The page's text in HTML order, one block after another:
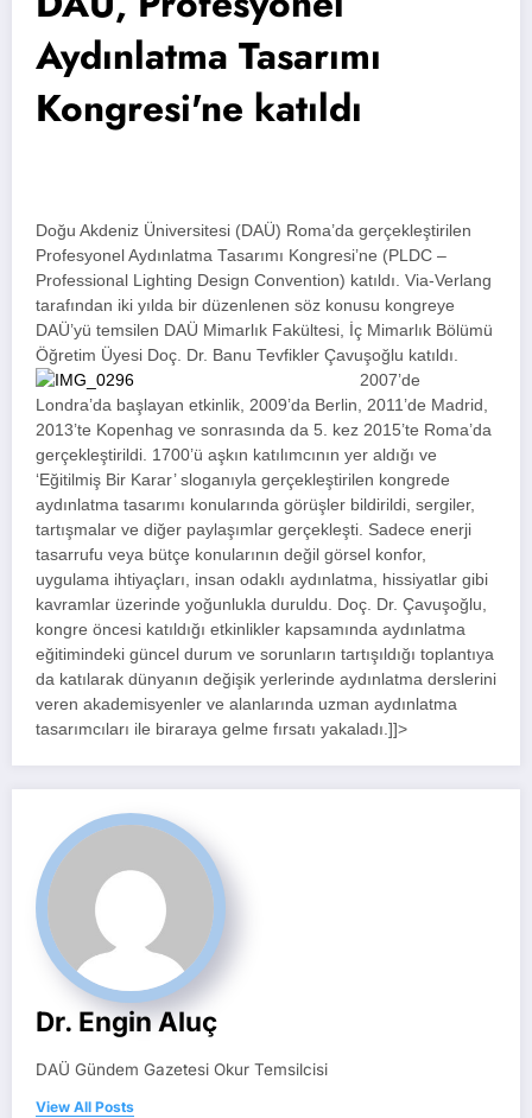
Aydınlatma Tasarımı
Kongresi'ne katıldı
Doğu Akdeniz Üniversitesi (DAÜ) Roma’da gerçekleştirilen
Profesyonel Aydınlatma Tasarımı Kongresi’ne (PLDC –
Professional Lighting Design Convention) katıldı. Via-Verlang
tarafından iki yılda bir düzenlenen söz konusu kongreye
DAÜ’yü temsilen DAÜ Mimarlık Fakültesi, İç Mimarlık Bölümü
Öğretim Üyesi Doç. Dr. Banu Tevfikler Çavuşoğlu katıldı.
2007’de
Londra’da başlayan etkinlik, 2009’da Berlin, 2011’de Madrid,
2013’te Kopenhag ve sonrasında da 5. kez 2015’te Roma’da
gerçekleştirildi. 1700’ü aşkın katılımcının yer aldığı ve
‘Eğitilmiş Bir Karar’ sloganıyla gerçekleştirilen kongrede
aydınlatma tasarımı konularında görüşler bildirildi, sergiler,
tartışmalar ve diğer paylaşımlar gerçekleşti. Sadece enerji
tasarrufu veya bütçe konularının değil görsel konfor,
uygulama ihtiyaçları, insan odaklı aydınlatma, hissiyatlar gibi
kavramlar üzerinde yoğunlukla duruldu. Doç. Dr. Çavuşoğlu,
kongre öncesi katıldığı etkinlikler kapsamında aydınlatma
eğitimindeki güncel durum ve sorunların tartışıldığı toplantıya
da katılarak dünyanın değişik yerlerinde aydınlatma derslerini
veren akademisyenler ve alanlarında uzman aydınlatma
tasarımcıları ile biraraya gelme fırsatı yakaladı.]]>
Dr. Engin Aluç
DAÜ Gündem Gazetesi Okur Temsilcisi
View All Posts